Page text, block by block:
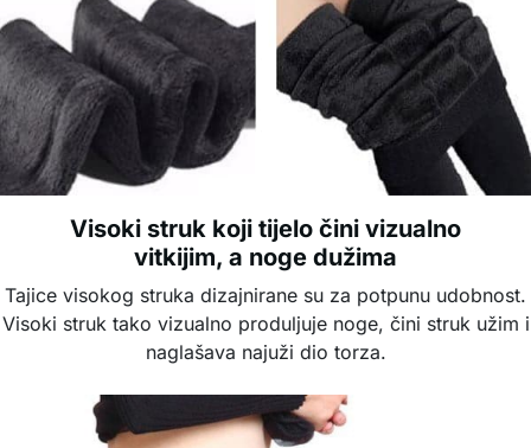
Visoki struk koji tijelo čini vizualno
vitkijim, a noge dužima
Tajice visokog struka dizajnirane su za potpunu udobnost.
Visoki struk tako vizualno produljuje noge, čini struk užim i
naglašava najuži dio torza.